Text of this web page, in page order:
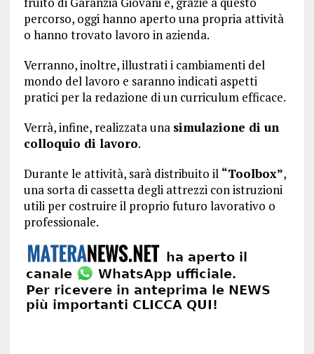
percorso, oggi hanno aperto una propria attività
o hanno trovato lavoro in azienda.
Verranno, inoltre, illustrati i cambiamenti del
mondo del lavoro e saranno indicati aspetti
pratici per la redazione di un curriculum efficace.
Verrà, infine, realizzata una simulazione di un
colloquio di lavoro.
Durante le attività, sarà distribuito il “Toolbox”,
una sorta di cassetta degli attrezzi con istruzioni
utili per costruire il proprio futuro lavorativo o
professionale.